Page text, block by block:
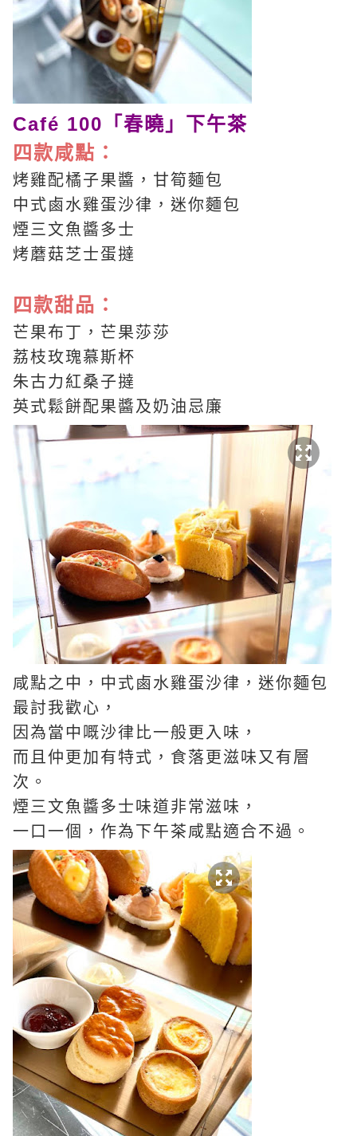
Café 100「春曉」下午茶
四款咸點：
烤雞配橘子果醬，甘筍麵包
中式鹵水雞蛋沙律，迷你麵包
煙三文魚醬多士
烤蘑菇芝士蛋撻
四款甜品：
芒果布丁，芒果莎莎
荔枝玫瑰慕斯杯
朱古力紅桑子撻
英式鬆餅配果醬及奶油忌廉
咸點之中，中式鹵水雞蛋沙律，迷你麵包
最討我歡心，
因為當中嘅沙律比一般更入味，
而且仲更加有特式，食落更滋味又有層
次。
煙三文魚醬多士味道非常滋味，
一口一個，作為下午茶咸點適合不過。